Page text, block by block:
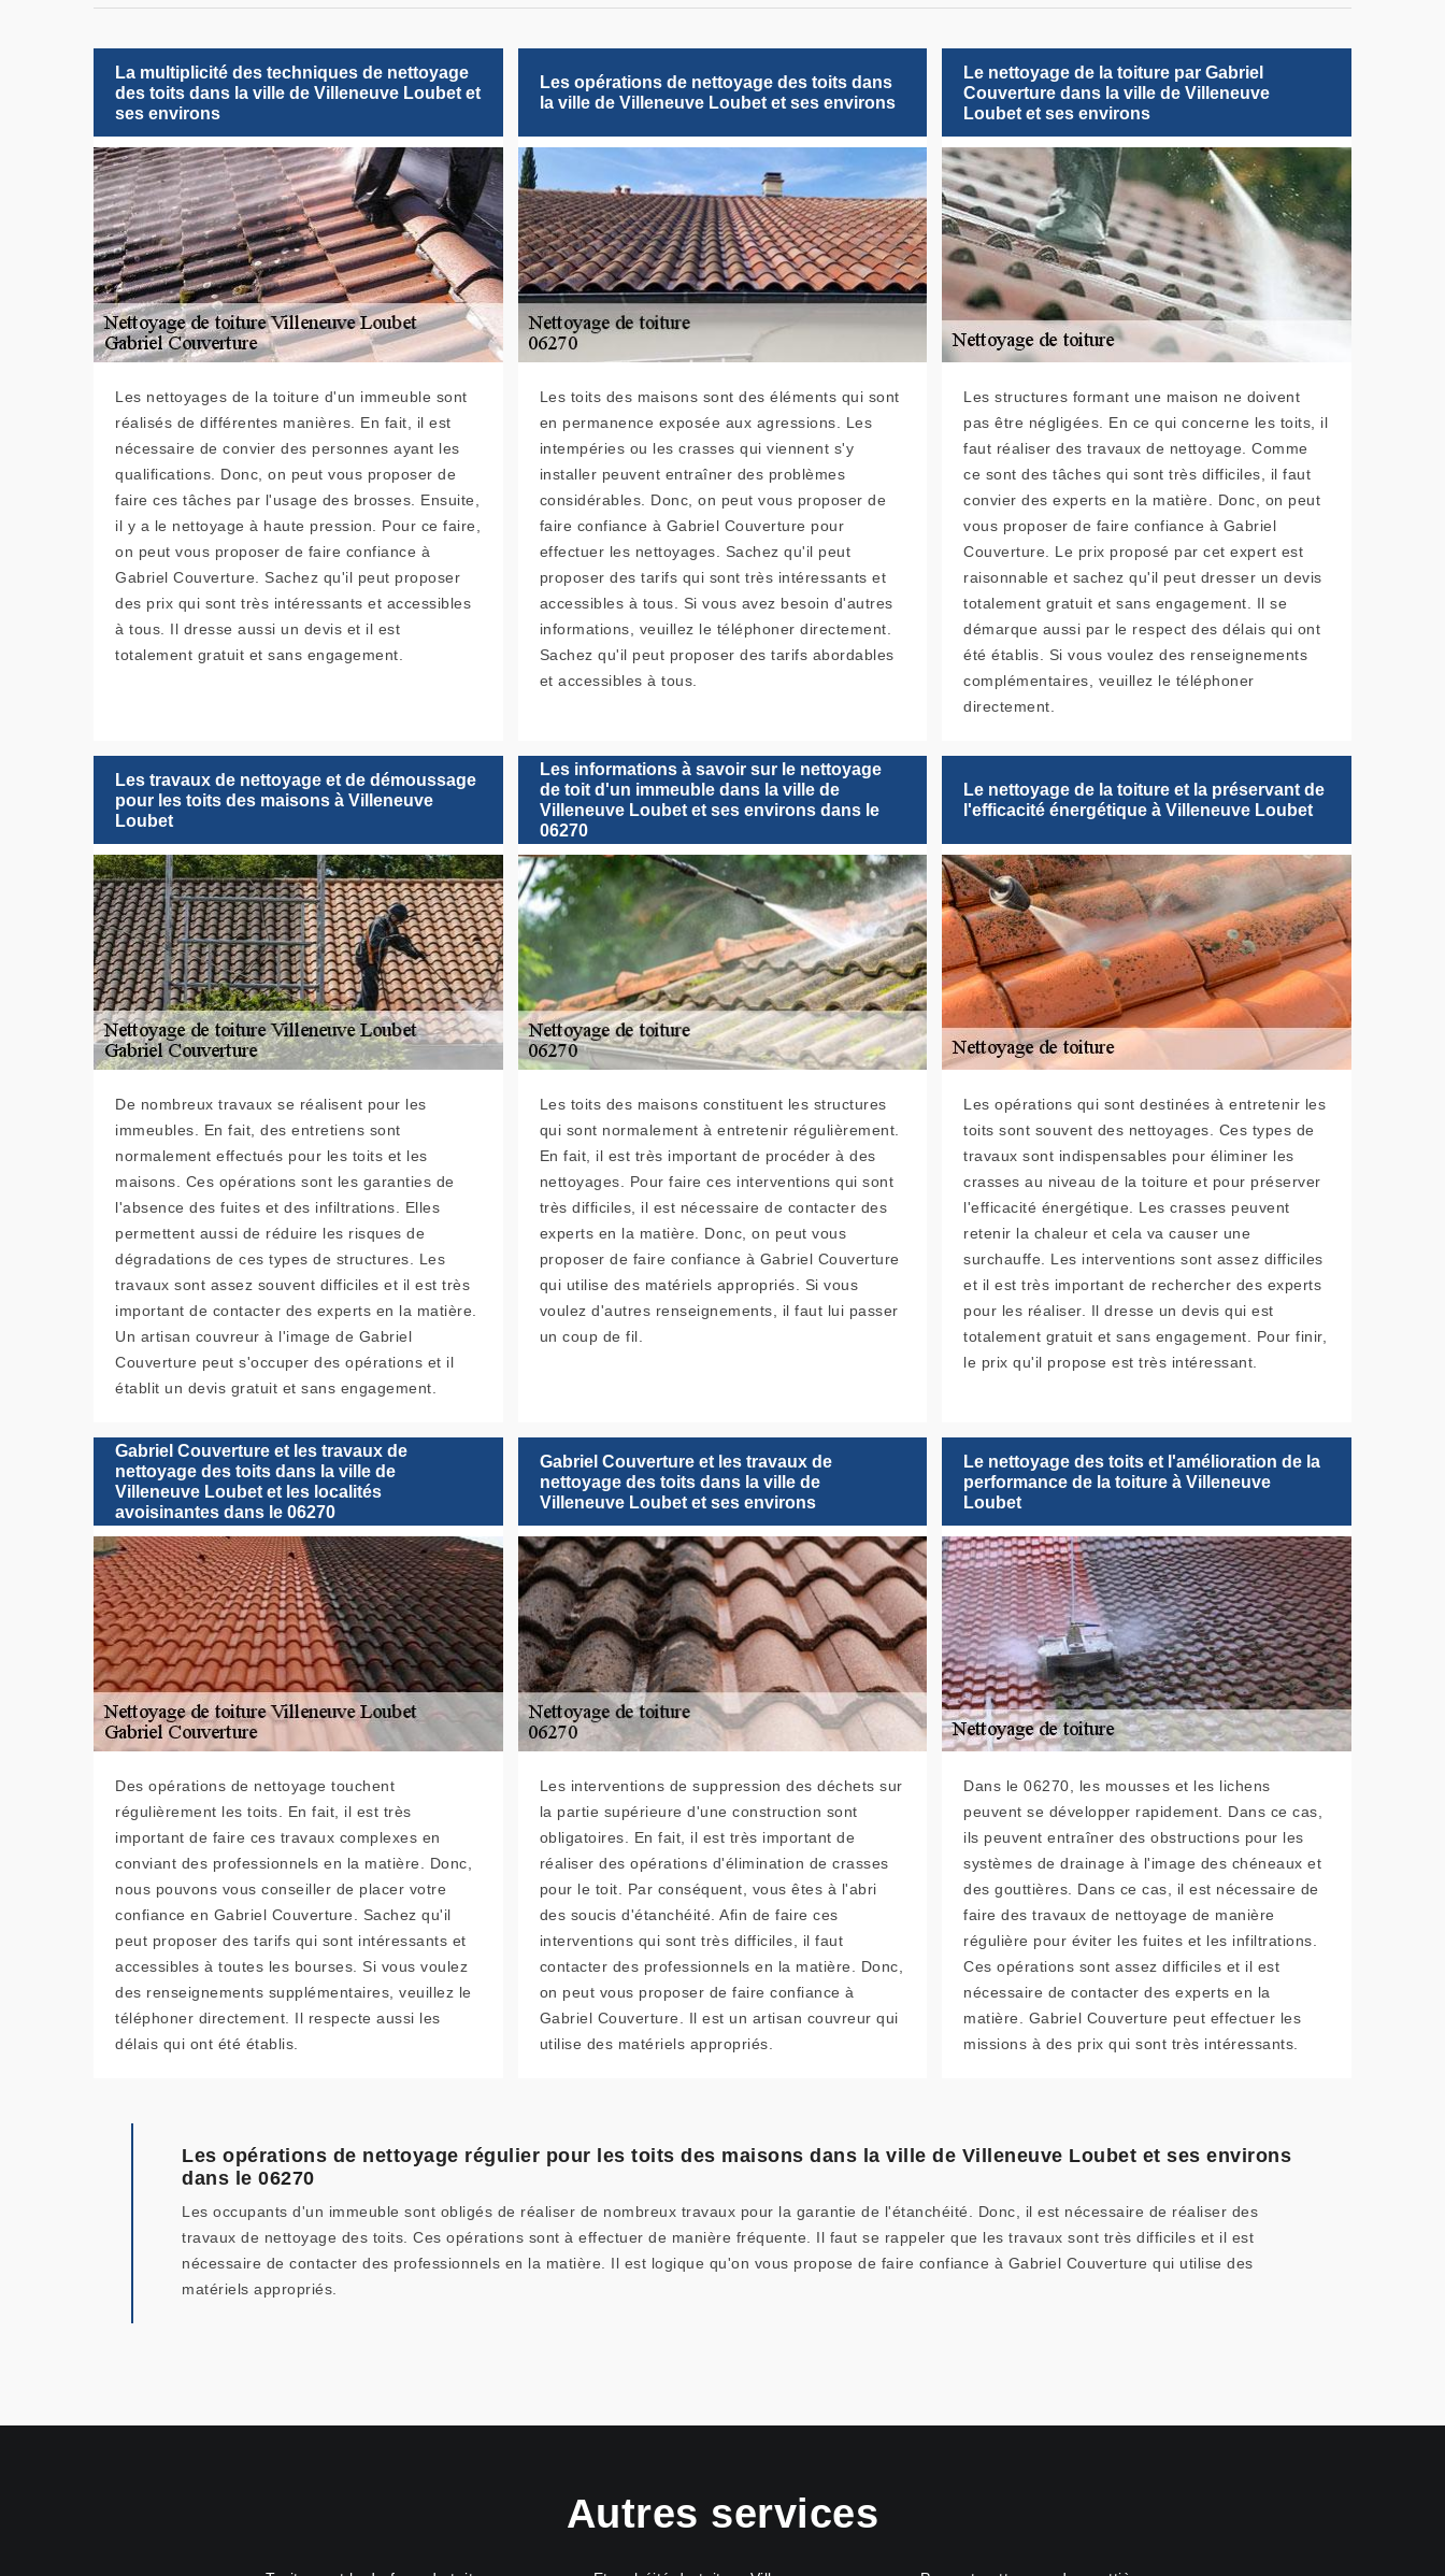
La multiplicité des techniques de nettoyage
des toits dans la ville de Villeneuve Loubet et
ses environs
Les nettoyages de la toiture d'un immeuble sont
réalisés de différentes manières. En fait, il est
nécessaire de convier des personnes ayant les
qualifications. Donc, on peut vous proposer de
faire ces tâches par l'usage des brosses. Ensuite,
il y a le nettoyage à haute pression. Pour ce faire,
on peut vous proposer de faire confiance à
Gabriel Couverture. Sachez qu'il peut proposer
des prix qui sont très intéressants et accessibles
à tous. Il dresse aussi un devis et il est
totalement gratuit et sans engagement.
Les opérations de nettoyage des toits dans
la ville de Villeneuve Loubet et ses environs
Les toits des maisons sont des éléments qui sont
en permanence exposée aux agressions. Les
intempéries ou les crasses qui viennent s'y
installer peuvent entraîner des problèmes
considérables. Donc, on peut vous proposer de
faire confiance à Gabriel Couverture pour
effectuer les nettoyages. Sachez qu'il peut
proposer des tarifs qui sont très intéressants et
accessibles à tous. Si vous avez besoin d'autres
informations, veuillez le téléphoner directement.
Sachez qu'il peut proposer des tarifs abordables
et accessibles à tous.
Le nettoyage de la toiture par Gabriel
Couverture dans la ville de Villeneuve
Loubet et ses environs
Les structures formant une maison ne doivent
pas être négligées. En ce qui concerne les toits, il
faut réaliser des travaux de nettoyage. Comme
ce sont des tâches qui sont très difficiles, il faut
convier des experts en la matière. Donc, on peut
vous proposer de faire confiance à Gabriel
Couverture. Le prix proposé par cet expert est
raisonnable et sachez qu'il peut dresser un devis
totalement gratuit et sans engagement. Il se
démarque aussi par le respect des délais qui ont
été établis. Si vous voulez des renseignements
complémentaires, veuillez le téléphoner
directement.
Les travaux de nettoyage et de démoussage
pour les toits des maisons à Villeneuve
Loubet
De nombreux travaux se réalisent pour les
immeubles. En fait, des entretiens sont
normalement effectués pour les toits et les
maisons. Ces opérations sont les garanties de
l'absence des fuites et des infiltrations. Elles
permettent aussi de réduire les risques de
dégradations de ces types de structures. Les
travaux sont assez souvent difficiles et il est très
important de contacter des experts en la matière.
Un artisan couvreur à l'image de Gabriel
Couverture peut s'occuper des opérations et il
établit un devis gratuit et sans engagement.
Les informations à savoir sur le nettoyage
de toit d'un immeuble dans la ville de
Villeneuve Loubet et ses environs dans le
06270
Les toits des maisons constituent les structures
qui sont normalement à entretenir régulièrement.
En fait, il est très important de procéder à des
nettoyages. Pour faire ces interventions qui sont
très difficiles, il est nécessaire de contacter des
experts en la matière. Donc, on peut vous
proposer de faire confiance à Gabriel Couverture
qui utilise des matériels appropriés. Si vous
voulez d'autres renseignements, il faut lui passer
un coup de fil.
Le nettoyage de la toiture et la préservant de
l'efficacité énergétique à Villeneuve Loubet
Les opérations qui sont destinées à entretenir les
toits sont souvent des nettoyages. Ces types de
travaux sont indispensables pour éliminer les
crasses au niveau de la toiture et pour préserver
l'efficacité énergétique. Les crasses peuvent
retenir la chaleur et cela va causer une
surchauffe. Les interventions sont assez difficiles
et il est très important de rechercher des experts
pour les réaliser. Il dresse un devis qui est
totalement gratuit et sans engagement. Pour finir,
le prix qu'il propose est très intéressant.
Gabriel Couverture et les travaux de
nettoyage des toits dans la ville de
Villeneuve Loubet et les localités
avoisinantes dans le 06270
Des opérations de nettoyage touchent
régulièrement les toits. En fait, il est très
important de faire ces travaux complexes en
conviant des professionnels en la matière. Donc,
nous pouvons vous conseiller de placer votre
confiance en Gabriel Couverture. Sachez qu'il
peut proposer des tarifs qui sont intéressants et
accessibles à toutes les bourses. Si vous voulez
des renseignements supplémentaires, veuillez le
téléphoner directement. Il respecte aussi les
délais qui ont été établis.
Gabriel Couverture et les travaux de
nettoyage des toits dans la ville de
Villeneuve Loubet et ses environs
Les interventions de suppression des déchets sur
la partie supérieure d'une construction sont
obligatoires. En fait, il est très important de
réaliser des opérations d'élimination de crasses
pour le toit. Par conséquent, vous êtes à l'abri
des soucis d'étanchéité. Afin de faire ces
interventions qui sont très difficiles, il faut
contacter des professionnels en la matière. Donc,
on peut vous proposer de faire confiance à
Gabriel Couverture. Il est un artisan couvreur qui
utilise des matériels appropriés.
Le nettoyage des toits et l'amélioration de la
performance de la toiture à Villeneuve
Loubet
Dans le 06270, les mousses et les lichens
peuvent se développer rapidement. Dans ce cas,
ils peuvent entraîner des obstructions pour les
systèmes de drainage à l'image des chéneaux et
des gouttières. Dans ce cas, il est nécessaire de
faire des travaux de nettoyage de manière
régulière pour éviter les fuites et les infiltrations.
Ces opérations sont assez difficiles et il est
nécessaire de contacter des experts en la
matière. Gabriel Couverture peut effectuer les
missions à des prix qui sont très intéressants.
Les opérations de nettoyage régulier pour les toits des maisons dans la ville de Villeneuve Loubet et ses environs
dans le 06270
Les occupants d'un immeuble sont obligés de réaliser de nombreux travaux pour la garantie de l'étanchéité. Donc, il est nécessaire de réaliser des
travaux de nettoyage des toits. Ces opérations sont à effectuer de manière fréquente. Il faut se rappeler que les travaux sont très difficiles et il est
nécessaire de contacter des professionnels en la matière. Il est logique qu'on vous propose de faire confiance à Gabriel Couverture qui utilise des
matériels appropriés.
Autres services